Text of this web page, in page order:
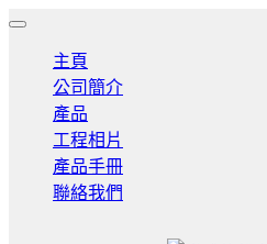
主頁
公司簡介
產品
工程相片
產品手冊
聯絡我們